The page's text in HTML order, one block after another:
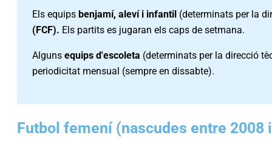
Els equips benjamí, aleví i infantil (determinats per la
(FCF). Els partits es jugaran els caps de setmana.
Alguns equips d'escoleta (determinats per la direcció
periodicitat mensual (sempre en dissabte).
Futbol femení (nascudes entre 2008